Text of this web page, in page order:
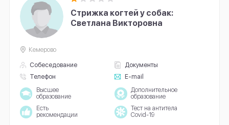
Стрижка когтей у собак:
Светлана Викторовна
Собеседование
Документы
Телефон
E-mail
Кемерово
Высшее
образование
Дополнительное
образование
Есть
рекомендации
Тест на антитела
Covid-19